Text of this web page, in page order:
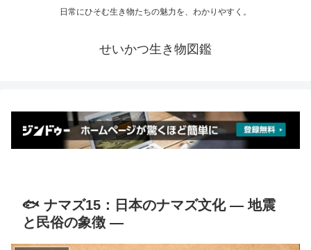
日常にひそむ生き物たちの魅力を、わかりやすく。
せいかつ生き物図鑑
🐟 ナマズ15：日本のナマズ文化 ― 地震
と民俗の象徴 ―